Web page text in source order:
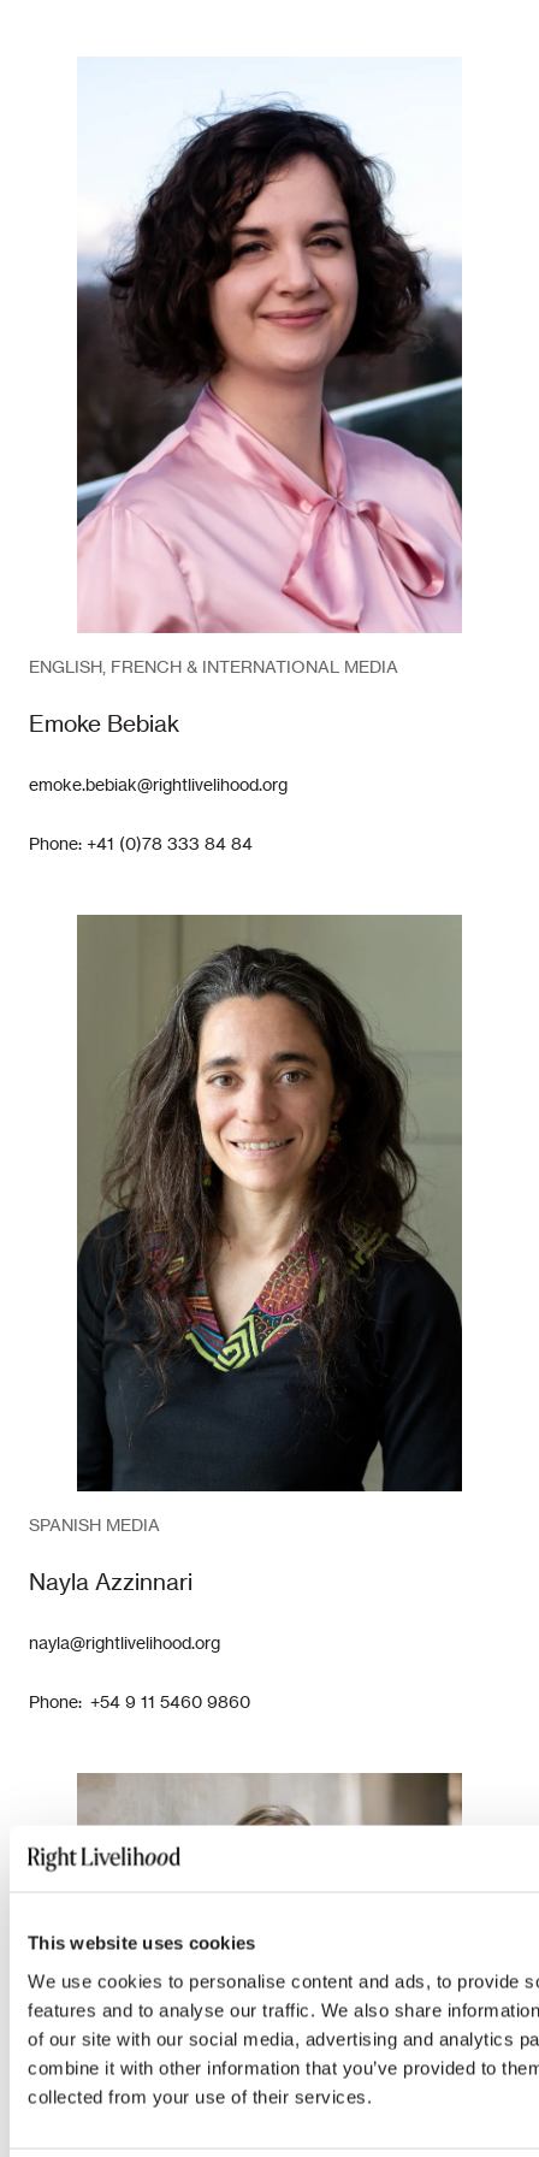
This website uses cookies
We use cookies to personalise content and ads, to provide
features and to analyse our traffic. We also share
of our site with our social media, advertising and analytics
combine it with other information that you’ve provided to
collected from your use of their services.
ENGLISH, FRENCH & INTERNATIONAL MEDIA
Emoke Bebiak
emoke.bebiak@rightlivelihood.org
Phone: +41 (0)78 333 84 84
SPANISH MEDIA
Nayla Azzinnari
nayla@rightlivelihood.org
Phone: +54 9 11 5460 9860